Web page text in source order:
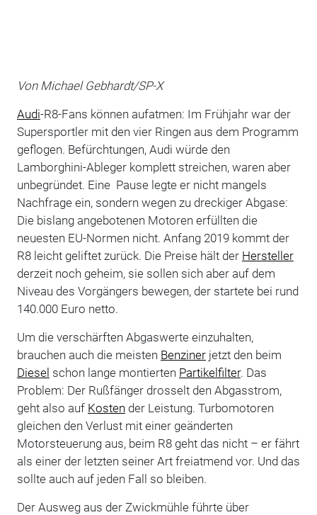
Von Michael Gebhardt/SP-X
Audi-R8-Fans können aufatmen: Im Frühjahr war der
Supersportler mit den vier Ringen aus dem Programm
geflogen. Befürchtungen, Audi würde den
Lamborghini-Ableger komplett streichen, waren aber
unbegründet. Eine Pause legte er nicht mangels
Nachfrage ein, sondern wegen zu dreckiger Abgase:
Die bislang angebotenen Motoren erfüllten die
neuesten EU-Normen nicht. Anfang 2019 kommt der
R8 leicht geliftet zurück. Die Preise hält der Hersteller
derzeit noch geheim, sie sollen sich aber auf dem
Niveau des Vorgängers bewegen, der startete bei rund
140.000 Euro netto.
Um die verschärften Abgaswerte einzuhalten,
brauchen auch die meisten Benzinerjetzt den beim
Diesel schon lange montierten Partikelfilter. Das
Problem: Der Rußfänger drosselt den Abgasstrom,
geht also auf Kosten der Leistung. Turbomotoren
gleichen den Verlust mit einer geänderten
Motorsteuerung aus, beim R8 geht das nicht – er fährt
als einer der letzten seiner Art freiatmend vor. Und das
sollte auch auf jeden Fall so bleiben.
Der Ausweg aus der Zwickmühle führte über